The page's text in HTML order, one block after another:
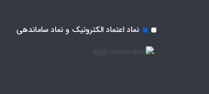
نماد اعتماد الکترونیک و نماد ساماندهی